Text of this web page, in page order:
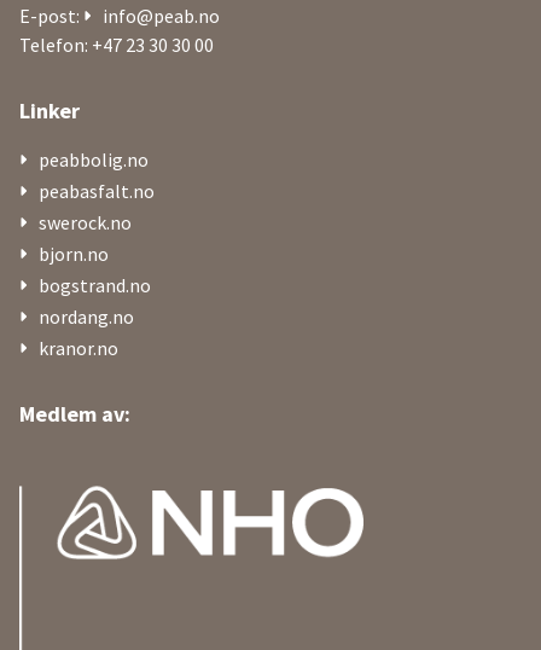
E-post:
info@peab.no
Telefon: +47 23 30 30 00
Linker
peabbolig.no
peabasfalt.no
swerock.no
bjorn.no
bogstrand.no
nordang.no
kranor.no
Medlem av: